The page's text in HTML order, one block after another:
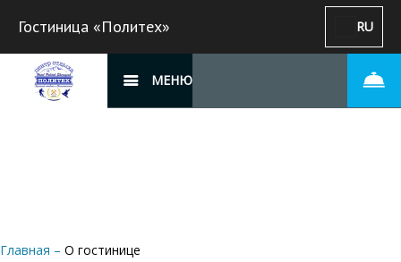
Гостиница «Политех» RU
МЕНЮ
Главная – О гостинице